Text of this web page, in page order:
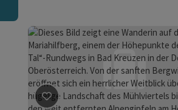
Beitrag merken: 4 Nächte -